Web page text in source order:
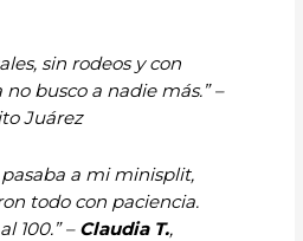
sin rodeos y con
no busco a nadie más.” –
Juárez
pasaba a mi minisplit,
todo con paciencia.
100.” – Claudia T.,